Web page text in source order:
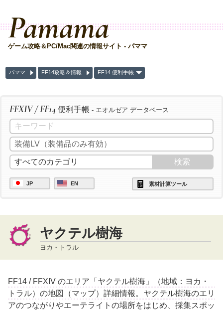
Pamama
ゲーム攻略＆PC/Mac関連の情報サイト - パママ
パママ FF14攻略＆情報 FF14 便利手帳
FFXIV / FF14 便利手帳 - エオルゼア データベース
JP EN 素材計算ツール
ヤクテル樹海
ヨカ・トラル
FF14 / FFXIV のエリア「ヤクテル樹海」（地域：ヨカ・
トラル）の地図（マップ）詳細情報。ヤクテル樹海のエリ
アのつながりやエーテライトの場所をはじめ、採集スポッ